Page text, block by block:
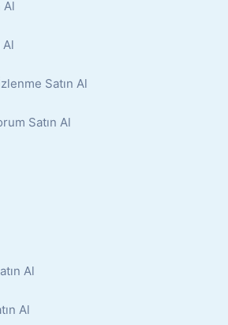
Al
Al
Satın Al
Satın Al
Al
Al